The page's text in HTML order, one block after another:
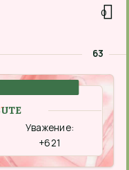
0
63
Уважение:
+621